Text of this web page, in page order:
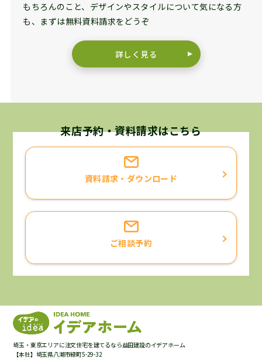
もちろんのこと、デザインやスタイルについて気になる方
も、まずは無料資料請求をどうぞ
詳しく見る
来店予約・資料請求はこちら
ご相談予約
資料請求・ダウンロード
埼玉・東京エリアに注文住宅を建てるなら益田建設のイデアホーム
【本社】埼玉県八潮市緑町5-29-32